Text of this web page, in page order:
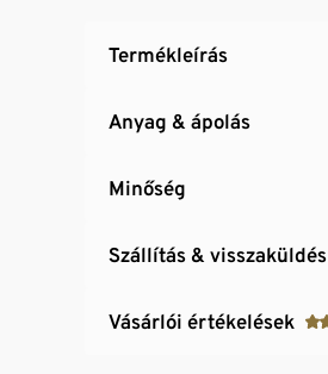
Termékleírás
Anyag & ápolás
Minőség
Szállítás & visszaküldés
Vásárlói értékelések